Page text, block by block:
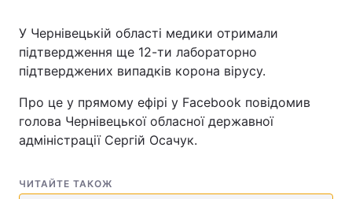
У Чернівецькій області медики отримали
підтвердження ще 12-ти лабораторно
підтверджених випадків корона вірусу.
Про це у прямому ефірі у Facebook повідомив
голова Чернівецької обласної державної
адміністрації Сергій Осачук.
ЧИТАЙТЕ ТАКОЖ